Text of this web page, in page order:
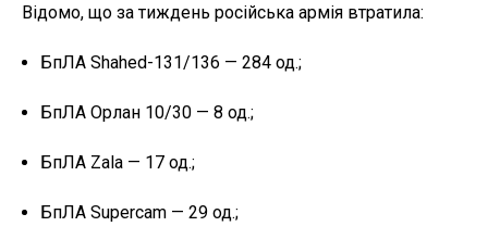
Відомо, що за тиждень російська армія втратила:
БпЛА Shahed-131/136 — 284 од.;
БпЛА Орлан 10/30 — 8 од.;
БпЛА Zala — 17 од.;
БпЛА Supercam — 29 од.;